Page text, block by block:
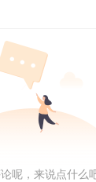
期比特币至上
想。至少他的一
活跃，在社交
的追随者，有
上的空间）
钥，那么你就
呢，来说点什么